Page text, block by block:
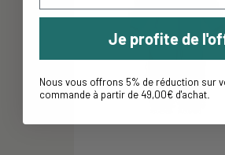
Je profite de
Nous vous offrons 5% de réduction sur
commande à partir de 49,00€ d'achat.